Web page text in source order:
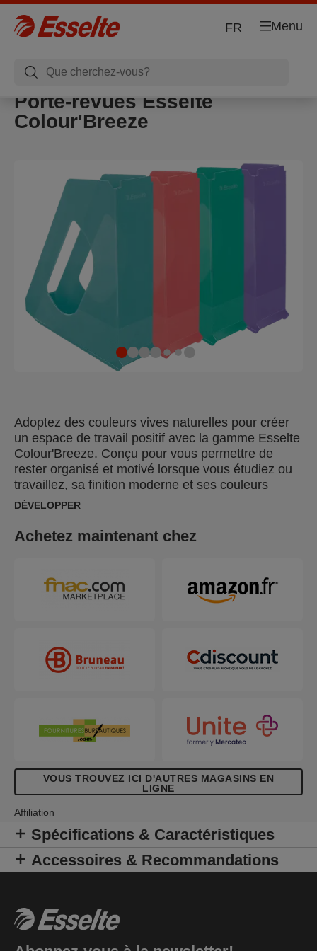
Menu
FR
Porte-revues Esselte
Colour'Breeze
Adoptez des couleurs vives naturelles pour créer
un espace de travail positif avec la gamme Esselte
Colour'Breeze. Conçu pour vous permettre de
rester organisé et motivé lorsque vous étudiez ou
travaillez, sa finition moderne et ses couleurs
relaxantes vous feront rêver à vos prochaines
Colour'Breeze est conçu pour ranger les
sur les bureaux ou les étagères, ces porte-revues
translucides ont une hauteur limitée pour que le
vent de fraîcheur dans votre vie !
DÉVELOPPER
Achetez maintenant chez
VOUS TROUVEZ ICI D'AUTRES MAGASINS EN
LIGNE
Affiliation
Spécifications & Caractéristiques
Accessoires & Recommandations